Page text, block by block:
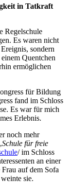
in Tatkraft
Regelschule
Es waren nicht
sondern
Quentchen
ermöglichen
für Bildung
fand im Schloss
Es war für mich
Erlebnis.
noch mehr
Schule für freie
/ im Schloss
an einer
auf dem Sofa
sie.